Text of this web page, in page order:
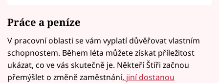
Práce a peníze
V pracovní oblasti se vám vyplatí důvěřovat vlastním
schopnostem. Během léta můžete získat příležitost
ukázat, co ve vás skutečně je. Někteří Štíři začnou
přemýšlet o změně zaměstnání, jiní dostanou